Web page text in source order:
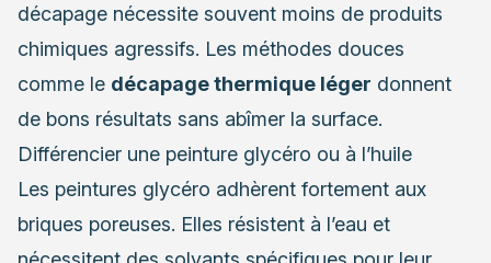
décapage nécessite souvent moins de produits
chimiques agressifs. Les méthodes douces
comme le décapage thermique léger donnent
de bons résultats sans abîmer la surface.
Différencier une peinture glycéro ou à l’huile
Les peintures glycéro adhèrent fortement aux
briques poreuses. Elles résistent à l’eau et